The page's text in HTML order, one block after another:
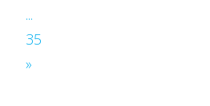
...
35
»